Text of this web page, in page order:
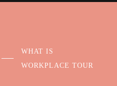
WHAT IS
WORKPLACE TOUR